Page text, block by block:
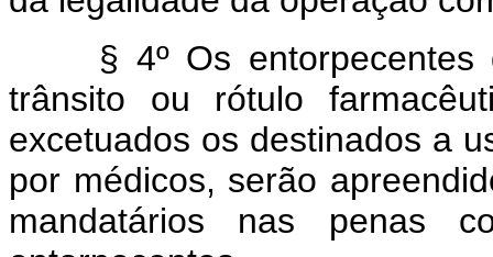
§ 4º Os entorpecentes
trânsito ou rótulo
excetuados os destinados a
por médicos, serão
mandatários nas penas